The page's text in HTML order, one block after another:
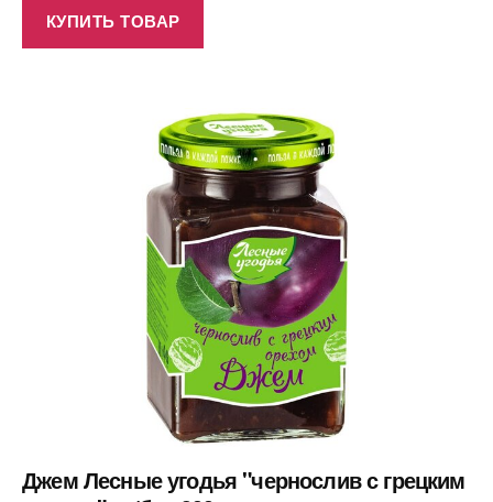
КУПИТЬ ТОВАР
Джем Лесные угодья "чернослив с грецким